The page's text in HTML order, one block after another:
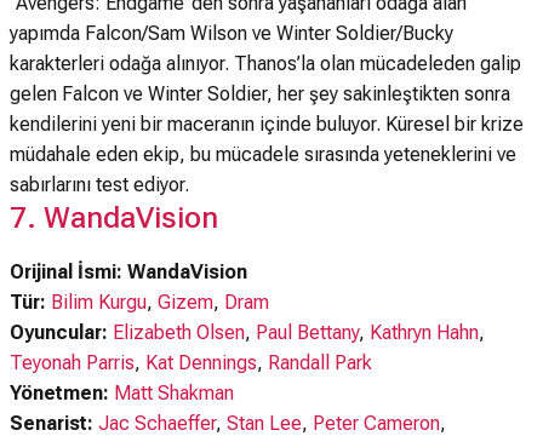
yapımda Falcon/Sam Wilson ve Winter Soldier/Bucky
karakterleri odağa alınıyor. Thanos’la olan mücadeleden galip
gelen Falcon ve Winter Soldier, her şey sakinleştikten sonra
kendilerini yeni bir maceranın içinde buluyor. Küresel bir krize
müdahale eden ekip, bu mücadele sırasında yeteneklerini ve
sabırlarını test ediyor.
7. WandaVision
Orijinal İsmi: WandaVision
Tür: Bilim Kurgu, Gizem, Dram
Oyuncular: Elizabeth Olsen, Paul Bettany, Kathryn Hahn,
Teyonah Parris, Kat Dennings, Randall Park
Yönetmen: Matt Shakman
Senarist: Jac Schaeffer, Stan Lee, Peter Cameron,